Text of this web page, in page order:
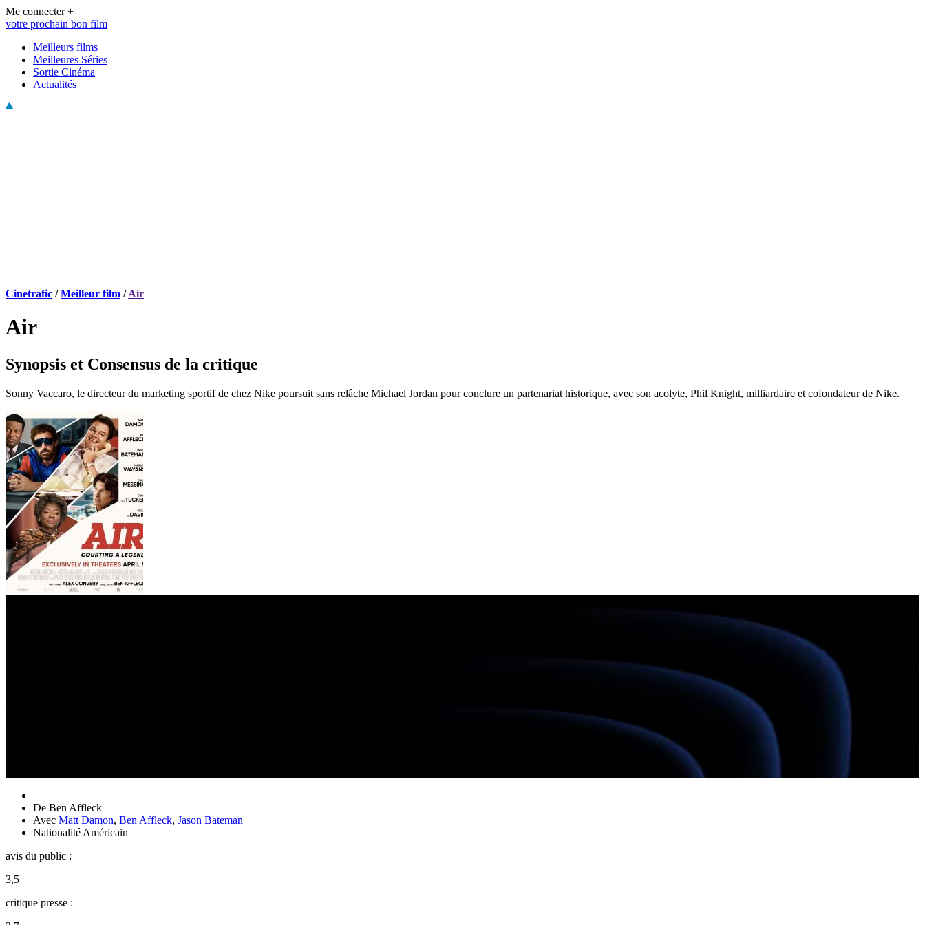
Me connecter +
votre prochain bon film
Meilleurs films
Meilleures Séries
Sortie Cinéma
Actualités
Cinetrafic /Meilleur film /Air
Air
Synopsis et Consensus de la critique
Sonny Vaccaro, le directeur du marketing sportif de chez Nike poursuit sans relâche Michael Jordan pour conclure un partenariat historique, avec son acolyte, Phil Knight, milliardaire et cofondateur de Nike.
De Ben Affleck
Avec Matt Damon, Ben Affleck, Jason Bateman
Nationalité Américain
avis du public :
3,5
critique presse :